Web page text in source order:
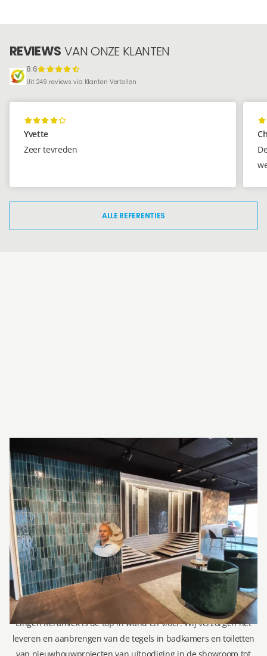
Locaties
Tegelviewer
Reviews
Contact
REVIEWS VAN ONZE KLANTEN
8.6
Uit 249 reviews via Klanten Vertellen
Yvette
Zeer tevreden
ALLE REFERENTIES
INTERESSE? NEEM VOOR MEER INFORMATIE
CONTACT OP.
Ron Vellekoop
Directeur
071 579 43 55
(Leiden)
010 202 15 15
(Capelle aan den IJssel)
r.vellekoop@lingenkeramiek.nl
Lingen Keramiek is de top in wand en vloer. Wij verzorgen het
leveren en aanbrengen van de tegels in badkamers en toiletten